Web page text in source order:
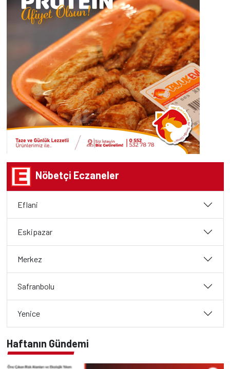
Nöbetçi Eczaneler
Eflani
Eskipazar
Merkez
Safranbolu
Yenice
Haftanın Gündemi